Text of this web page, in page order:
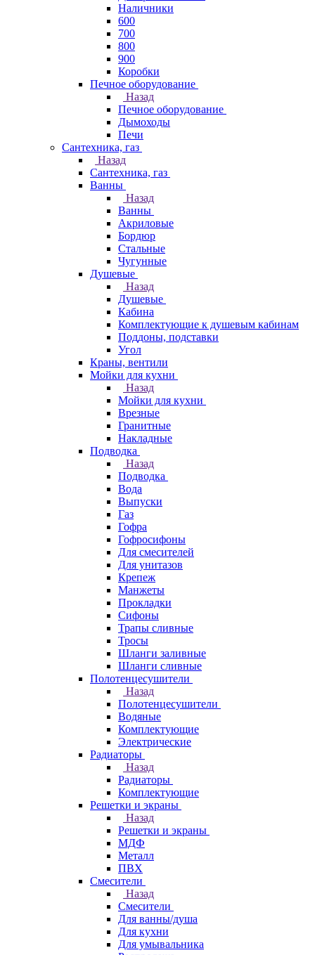
Наличники
600
700
800
900
Коробки
Печное оборудование
Назад
Печное оборудование
Дымоходы
Печи
Сантехника, газ
Назад
Сантехника, газ
Ванны
Назад
Ванны
Акриловые
Бордюр
Стальные
Чугунные
Душевые
Назад
Душевые
Кабина
Комплектующие к душевым кабинам
Поддоны, подставки
Угол
Краны, вентили
Мойки для кухни
Назад
Мойки для кухни
Врезные
Гранитные
Накладные
Подводка
Назад
Подводка
Вода
Выпуски
Газ
Гофра
Гофросифоны
Для смесителей
Для унитазов
Крепеж
Манжеты
Прокладки
Сифоны
Трапы сливные
Тросы
Шланги заливные
Шланги сливные
Полотенцесушители
Назад
Полотенцесушители
Водяные
Комплектующие
Электрические
Радиаторы
Назад
Радиаторы
Комплектующие
Решетки и экраны
Назад
Решетки и экраны
МДФ
Металл
ПВХ
Смесители
Назад
Смесители
Для ванны/душа
Для кухни
Для умывальника